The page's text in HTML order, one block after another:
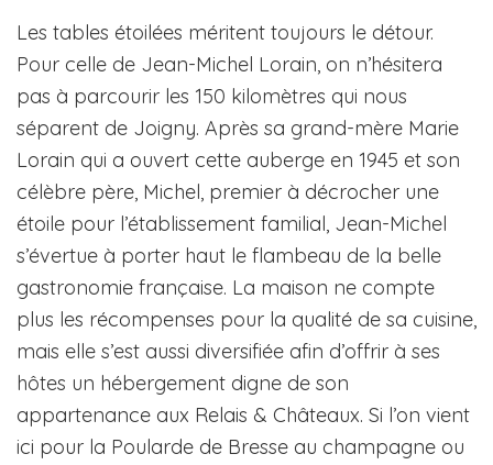
Les tables étoilées méritent toujours le détour.
Pour celle de Jean-Michel Lorain, on n’hésitera
pas à parcourir les 150 kilomètres qui nous
séparent de Joigny. Après sa grand-mère Marie
Lorain qui a ouvert cette auberge en 1945 et son
célèbre père, Michel, premier à décrocher une
étoile pour l’établissement familial, Jean-Michel
s’évertue à porter haut le flambeau de la belle
gastronomie française. La maison ne compte
plus les récompenses pour la qualité de sa cuisine,
mais elle s’est aussi diversifiée afin d’offrir à ses
hôtes un hébergement digne de son
appartenance aux Relais & Châteaux. Si l’on vient
ici pour la Poularde de Bresse au champagne ou